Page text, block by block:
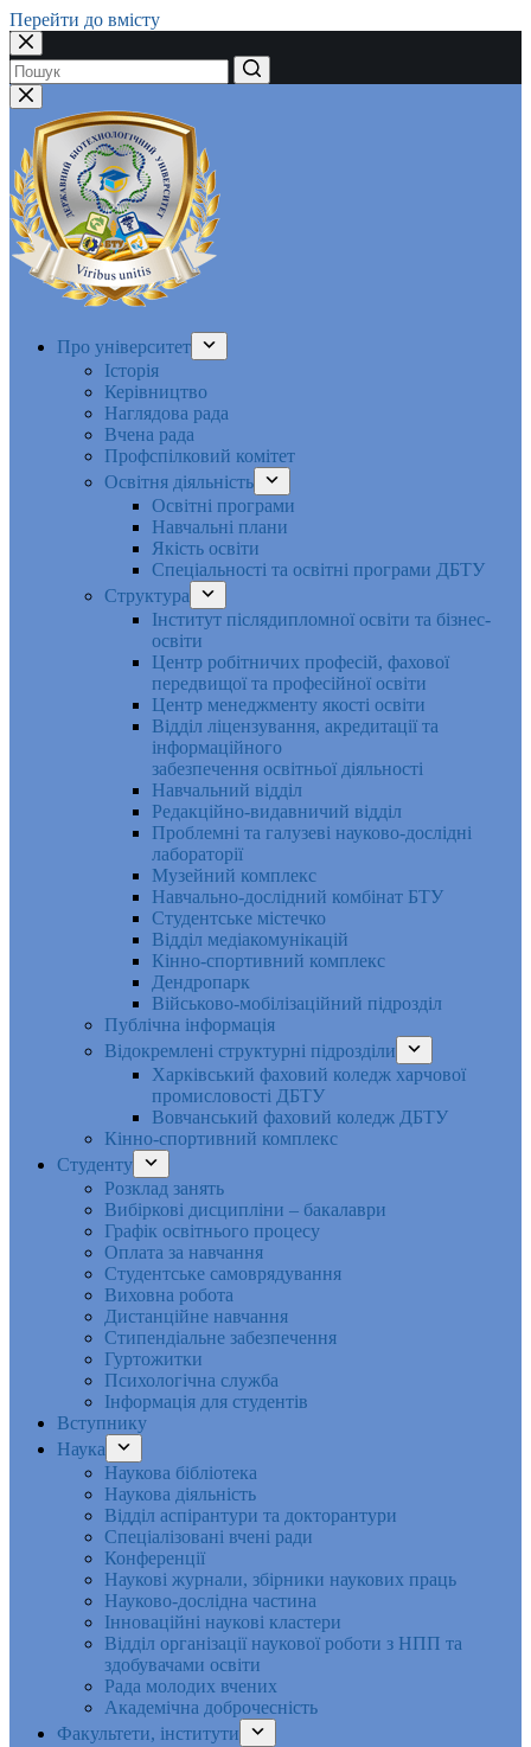
Перейти до вмісту
Немає
результатів
Про університет
Історія
Керівництво
Наглядова рада
Вчена рада
Профспілковий комітет
Освітня діяльність
Освітні програми
Навчальні плани
Якість освіти
Спеціальності та освітні програми ДБТУ
Структура
Інститут післядипломної освіти та бізнес-
освіти
Центр робітничих професій, фахової
передвищої та професійної освіти
Центр менеджменту якості освіти
Відділ ліцензування, акредитації та
інформаційного
забезпечення освітньої діяльності
Навчальний відділ
Редакційно-видавничий відділ
Проблемні та галузеві науково-дослідні
лабораторії
Музейний комплекс
Навчально-дослідний комбінат БТУ
Студентське містечко
Відділ медіакомунікацій
Кінно-спортивний комплекс
Дендропарк
Військово-мобілізаційний підрозділ
Публічна інформація
Відокремлені структурні підрозділи
Харківський фаховий коледж харчової
промисловості ДБТУ
Вовчанський фаховий коледж ДБТУ
Кінно-спортивний комплекс
Студенту
Розклад занять
Вибіркові дисципліни – бакалаври
Графік освітнього процесу
Оплата за навчання
Студентське самоврядування
Виховна робота
Дистанційне навчання
Стипендіальне забезпечення
Гуртожитки
Психологічна служба
Інформація для студентів
Вступнику
Наука
Наукова бібліотека
Наукова діяльність
Відділ аспірантури та докторантури
Спеціалізовані вчені ради
Конференції
Наукові журнали, збірники наукових праць
Науково-дослідна частина
Інноваційні наукові кластери
Відділ організації наукової роботи з НПП та
здобувачами освіти
Рада молодих вчених
Академічна доброчесність
Факультети, інститути